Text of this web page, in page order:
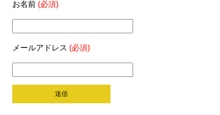
お名前 (必須)
メールアドレス (必須)